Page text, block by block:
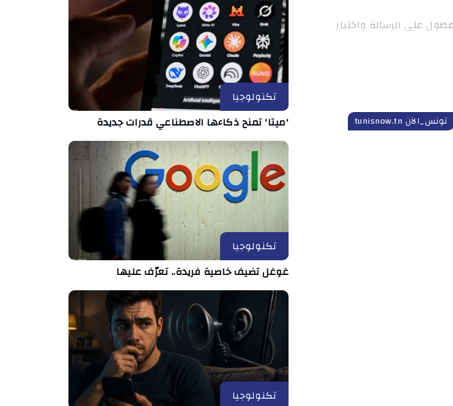
على الرسالة واختيار
تونس_الآن tunisnow.tn
تكنولوجيا
'ميتا' تمنح ذكاءها الاصطناعي قدرات جديدة
تكنولوجيا
غوغل تضيف خاصية فريدة.. تعرّف عليها
تكنولوجيا